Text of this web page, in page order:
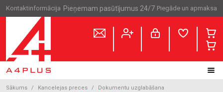
Kontaktinformācija Pieņemam pasūtījumus 24/7 Piegāde un apmaksa
Sākums Kancelejas preces
Dokumentu uzglabāšana